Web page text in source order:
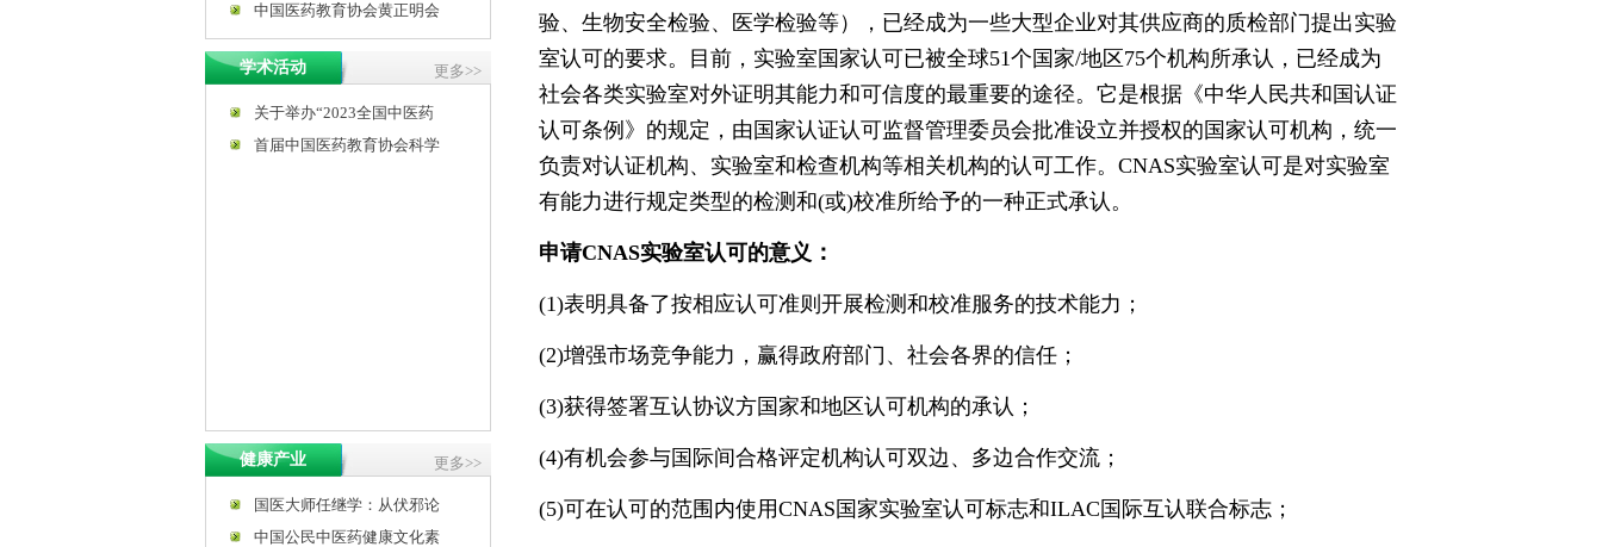
验、生物安全检验、医学检验等），已经成为一些大型企业对其供应商的质检部门提出实验
室认可的要求。目前，实验室国家认可已被全球51个国家/地区75个机构所承认，已经成为
社会各类实验室对外证明其能力和可信度的最重要的途径。它是根据《中华人民共和国认证
认可条例》的规定，由国家认证认可监督管理委员会批准设立并授权的国家认可机构，统一
负责对认证机构、实验室和检查机构等相关机构的认可工作。CNAS实验室认可是对实验室
有能力进行规定类型的检测和(或)校准所给予的一种正式承认。
申请CNAS实验室认可的意义 ：
(1)表明具备了按相应认可准则开展检测和校准服务的技术能力；
(2)增强市场竞争能力，赢得政府部门、社会各界的信任；
(3)获得签署互认协议方国家和地区认可机构的承认；
(4)有机会参与国际间合格评定机构认可双边、多边合作交流；
(5)可在认可的范围内使用CNAS国家实验室认可标志和ILAC国际互认联合标志；
中国医药教育协会黄正明会
学术活动 更多>>
关于举办“2023全国中医药
首届中国医药教育协会科学
健康产业 更多>>
国医大师任继学：从伏邪论
中国公民中医药健康文化素